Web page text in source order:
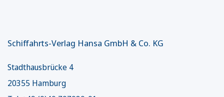
Schiffahrts-Verlag Hansa GmbH & Co. KG
Stadthausbrücke 4
20355 Hamburg